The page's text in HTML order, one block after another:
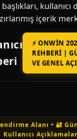
kullanıcı
içerik
⚡ ONWIN
REHBERI |
VE GENEL
Alanı • 🔐
Kullanıcı